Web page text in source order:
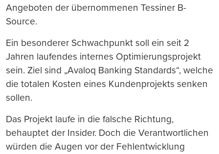
Angeboten der übernommenen Tessiner B-
Source.
Ein besonderer Schwachpunkt soll ein seit 2
Jahren laufendes internes Optimierungsprojekt
sein. Ziel sind „Avaloq Banking Standards“, welche
die totalen Kosten eines Kundenprojekts senken
sollen.
Das Projekt laufe in die falsche Richtung,
behauptet der Insider. Doch die Verantwortlichen
würden die Augen vor der Fehlentwicklung